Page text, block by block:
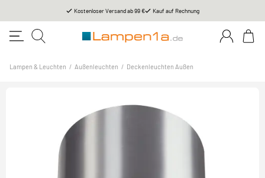
Kostenloser Versand ab 99 € Kauf auf Rechnung
Lampen & Leuchten / Außenleuchten / Deckenleuchten Außen